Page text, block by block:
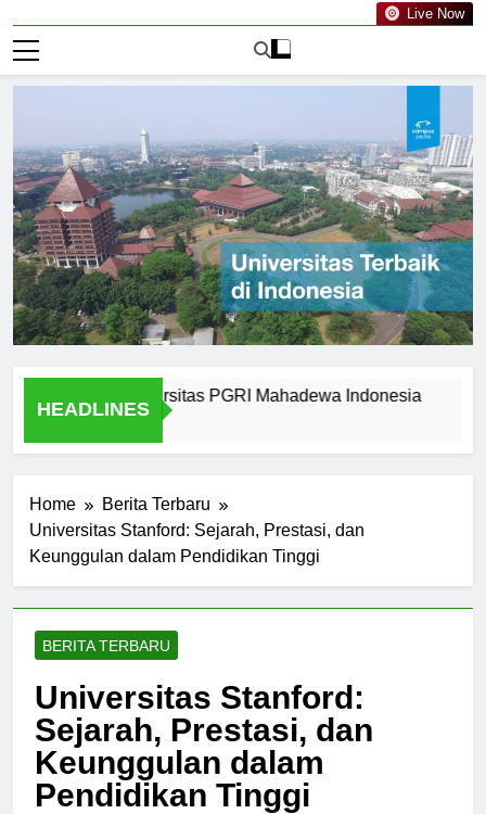
Live Now
HEADLINES
of Universitas PGRI Mahadewa Indonesia
Home
Berita Terbaru
Universitas Stanford: Sejarah, Prestasi, dan
Keunggulan dalam Pendidikan Tinggi
BERITA TERBARU
Universitas Stanford:
Sejarah, Prestasi, dan
Keunggulan dalam
Pendidikan Tinggi